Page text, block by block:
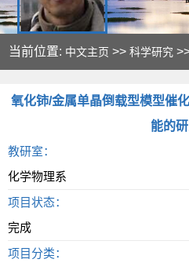
当前位置: 中文主页 >>科学研究
氧化铈/金属单晶倒载型模型催
能的
教研室：
化学物理系
项目状态：
完成
项目分类：